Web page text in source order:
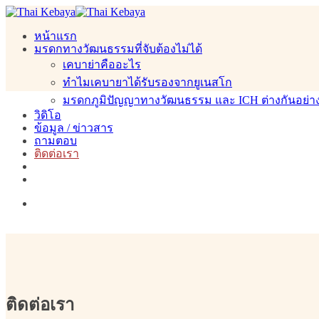
Skip
contentหน้าแรก
มรดกทางวัฒนธรรมที่จับต้องไม่ได้
เคบาย่าคืออะไร
ทำไมเคบายาได้รับรองจากยูเนสโก
มรดกภูมิปัญญาทางวัฒนธรรม และ ICH ต่างกันอย่า
วิดิโอ
ข้อมูล / ข่าวสาร
ถามตอบ
ติดต่อเรา
ติดต่อเรา